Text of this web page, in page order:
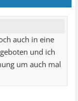
auch in eine
und ich
um auch mal